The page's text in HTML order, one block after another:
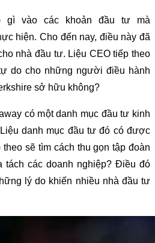
gì vào các khoản đầu tư mà
hiện. Cho đến nay, điều này đã
nhà đầu tư. Liệu CEO tiếp theo
do cho những người điều hành
sở hữu không?
có một danh mục đầu tư kinh
danh mục đầu tư đó có được
sẽ tìm cách thu gọn tập đoàn
tách các doanh nghiệp? Điều đó
lý do khiến nhiều nhà đầu tư